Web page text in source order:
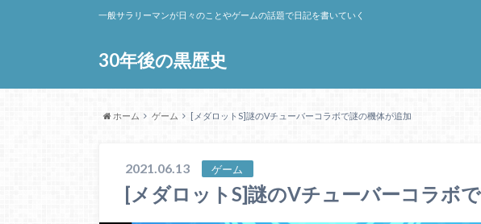
30年後の黒歴史
一般サラリーマンが日々のことやゲームの話題で日記を書いていく
ホーム ゲーム [メダロットS]謎のVチューバーコラボで謎の機体が追加
2021.06.13 ゲーム
[メダロットS]謎のVチューバーコラボ